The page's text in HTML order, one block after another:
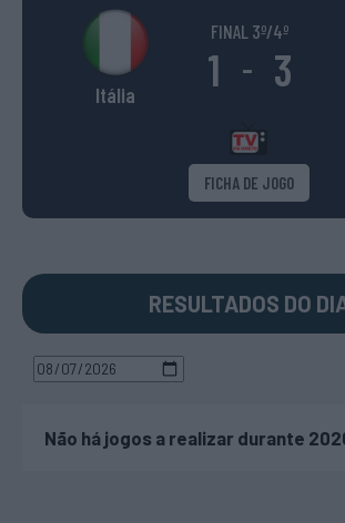
Itália
FINAL 3º/4º
1 - 3
FICHA DE JOGO
RESULTADOS DO
Não há jogos a realizar durante